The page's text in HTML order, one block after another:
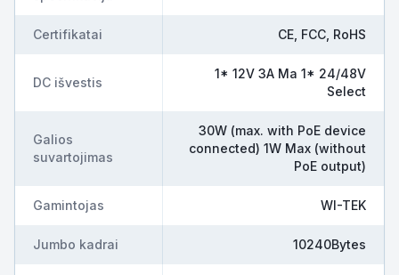
Certifikatai CE, FCC, RoHS
DC išvestis
1* 12V 3A Ma 1* 24/48V
Select
Galios
suvartojimas
30W (max. with PoE device
connected) 1W Max (without
PoE output)
Gamintojas WI-TEK
Jumbo kadrai 10240Bytes